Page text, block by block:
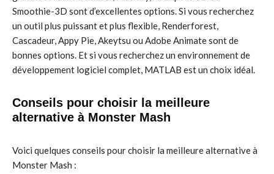
Smoothie-3D sont d’excellentes options. Si vous recherchez
un outil plus puissant et plus flexible, Renderforest,
Cascadeur, Appy Pie, Akeytsu ou Adobe Animate sont de
bonnes options. Et si vous recherchez un environnement de
développement logiciel complet, MATLAB est un choix idéal.
Conseils pour choisir la meilleure
alternative à Monster Mash
Voici quelques conseils pour choisir la meilleure alternative à
Monster Mash :